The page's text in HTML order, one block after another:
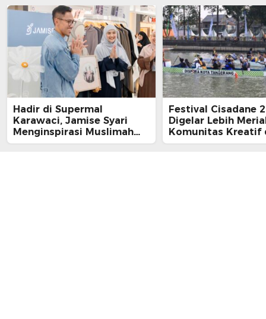
Hadir di Supermal
Karawaci, Jamise Syari
Menginspirasi Muslimah
Gen Z
Festival Cisadane
Digelar Lebih
Komunitas Kreatif
Ratusan UMKM